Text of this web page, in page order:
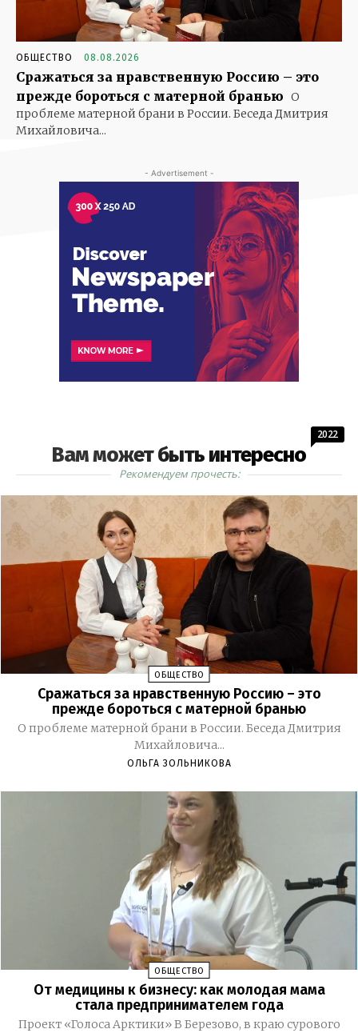
ОБЩЕСТВО 08.08.2026
Сражаться за нравственную Россию – это
прежде бороться с матерной бранью О
проблеме матерной брани в России. Беседа Дмитрия
Михайловича...
- Advertisement -
Вам может быть интересно
2022
Рекомендуем прочесть:
ОБЩЕСТВО
Сражаться за нравственную Россию – это
прежде бороться с матерной бранью
О проблеме матерной брани в России. Беседа Дмитрия
Михайловича...
ОЛЬГА ЗОЛЬНИКОВА
ОБЩЕСТВО
От медицины к бизнесу: как молодая мама
стала предпринимателем года
Проект «Голоса Арктики» В Березово, в краю сурового